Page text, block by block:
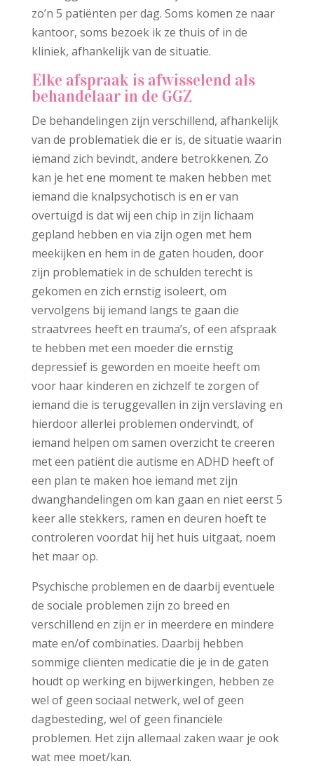
zo’n 5 patiënten per dag. Soms komen ze naar
kantoor, soms bezoek ik ze thuis of in de
kliniek, afhankelijk van de situatie.
Elke afspraak is afwisselend als
behandelaar in de GGZ
De behandelingen zijn verschillend, afhankelijk
van de problematiek die er is, de situatie waarin
iemand zich bevindt, andere betrokkenen. Zo
kan je het ene moment te maken hebben met
iemand die knalpsychotisch is en er van
overtuigd is dat wij een chip in zijn lichaam
gepland hebben en via zijn ogen met hem
meekijken en hem in de gaten houden, door
zijn problematiek in de schulden terecht is
gekomen en zich ernstig isoleert, om
vervolgens bij iemand langs te gaan die
straatvrees heeft en trauma’s, of een afspraak
te hebben met een moeder die ernstig
depressief is geworden en moeite heeft om
voor haar kinderen en zichzelf te zorgen of
iemand die is teruggevallen in zijn verslaving en
hierdoor allerlei problemen ondervindt, of
iemand helpen om samen overzicht te creeren
met een patiënt die autisme en ADHD heeft of
een plan te maken hoe iemand met zijn
dwanghandelingen om kan gaan en niet eerst 5
keer alle stekkers, ramen en deuren hoeft te
controleren voordat hij het huis uitgaat, noem
het maar op.
Psychische problemen en de daarbij eventuele
de sociale problemen zijn zo breed en
verschillend en zijn er in meerdere en mindere
mate en/of combinaties. Daarbij hebben
sommige cliënten medicatie die je in de gaten
houdt op werking en bijwerkingen, hebben ze
wel of geen sociaal netwerk, wel of geen
dagbesteding, wel of geen financiële
problemen. Het zijn allemaal zaken waar je ook
wat mee moet/kan.